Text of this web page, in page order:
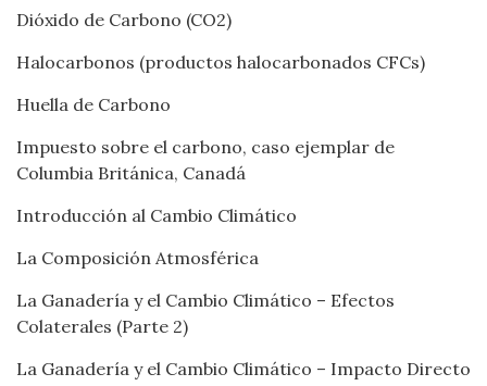
Dióxido de Carbono (CO2)
Halocarbonos (productos halocarbonados CFCs)
Huella de Carbono
Impuesto sobre el carbono, caso ejemplar de
Columbia Británica, Canadá
Introducción al Cambio Climático
La Composición Atmosférica
La Ganadería y el Cambio Climático – Efectos
Colaterales (Parte 2)
La Ganadería y el Cambio Climático – Impacto Directo